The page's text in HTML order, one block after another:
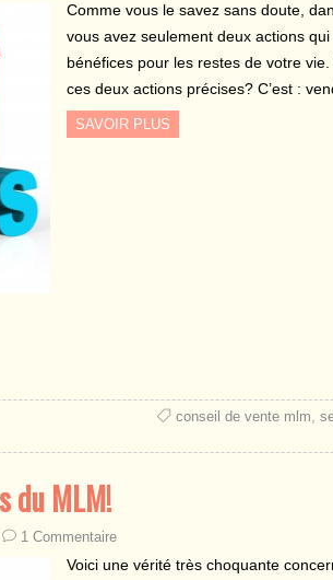
Comme vous le savez sans doute,
vous avez seulement deux actions
bénéfices pour les restes de votre
ces deux actions précises? C’est :
SAVOIR PLUS
conseil de vente mlm,
du MLM!
1 Commentaire
Voici une vérité très choquante